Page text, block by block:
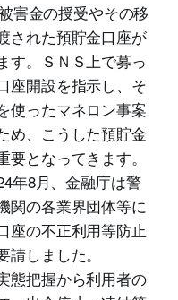
害金の授受やその移
された預貯金口座が
す。ＳＮＳ上で募っ
座開設を指示し、そ
使ったマネロン事案
め、こうした預貯金
となってきます。
年8月、金融庁は警
関の各業界団体等に
座の不正利用等防止
しました。
態把握から利用者の